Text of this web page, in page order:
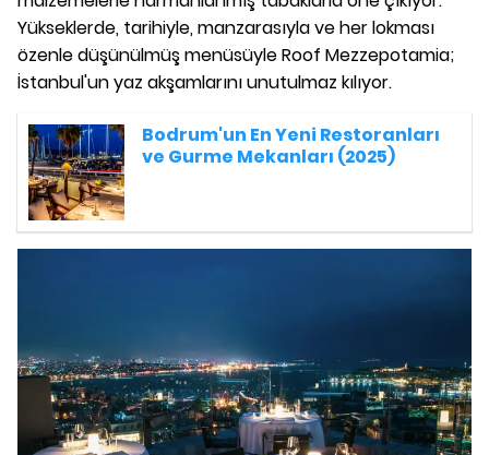
Yükseklerde, tarihiyle, manzarasıyla ve her lokması
özenle düşünülmüş menüsüyle Roof Mezzepotamia;
İstanbul'un yaz akşamlarını unutulmaz kılıyor.
Bodrum'un En Yeni Restoranları
ve Gurme Mekanları (2025)